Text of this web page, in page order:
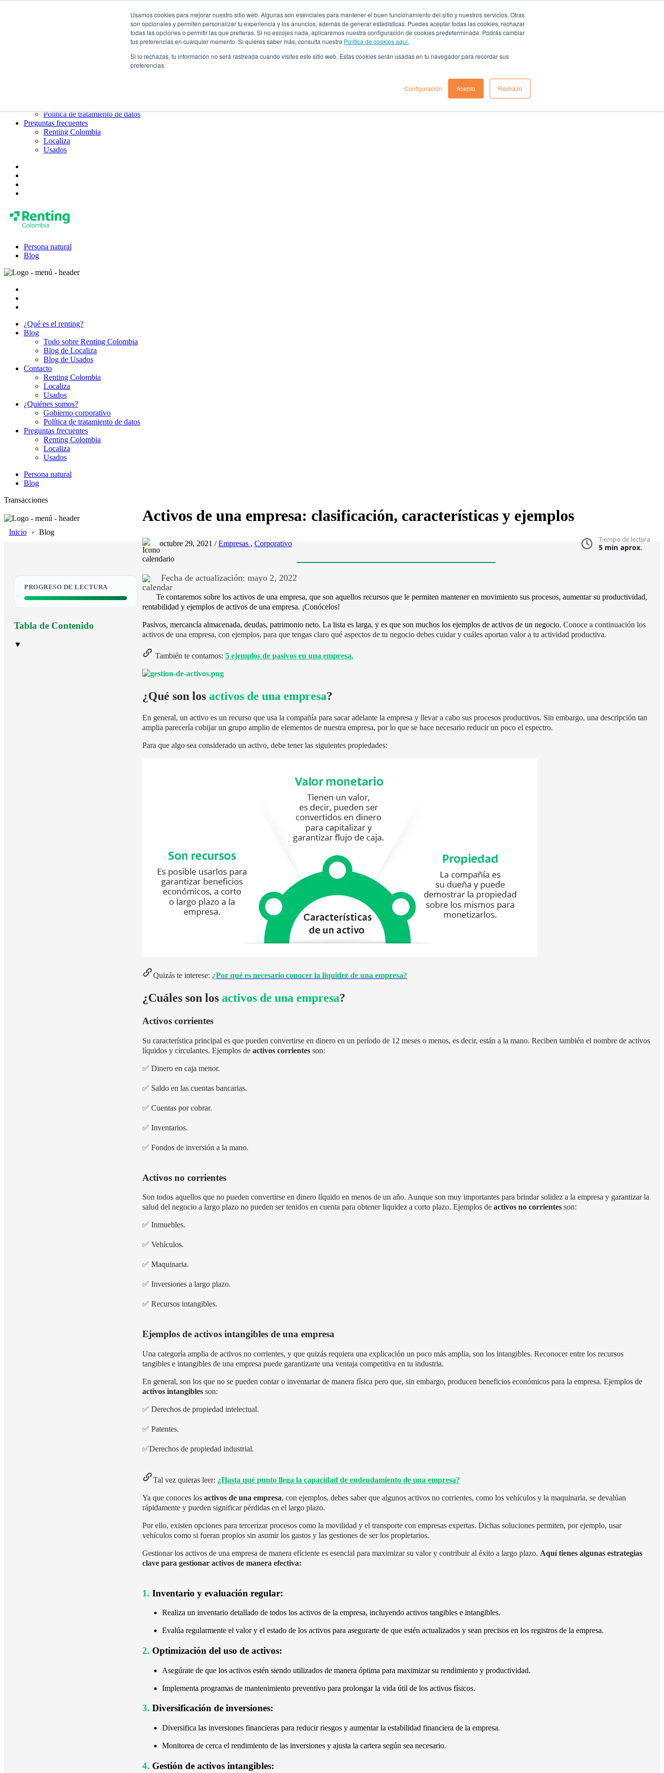
Usamos cookies para mejorar nuestro sitio web. Algunas son esenciales para mantener el buen funcionamiento del sitio y nuestros servicios. Otras
son opcionales y permiten personalizar tu experiencia y los anuncios, además de generar estadísticas. Puedes aceptar todas las cookies, rechazar
todas las opciones o permitir las que prefieras. Si no escojes nada, aplicaremos nuestra configuración de cookies predeterminada. Podrás cambiar
tus preferencias en cualquier momento. Si quieres saber más, consulta nuestra Política de cookies aquí.
Si lo rechazas, tu información no será rastreada cuando visites este sitio web. Estas cookies serán usadas en tu navegador para recordar sus
preferencias.
Configuración Acepto Rechazo
Todo sobre Renting Colombia
Política de tratamiento de datos
Preguntas frecuentes
Renting Colombia
Localiza
Usados
Persona natural
Blog
¿Qué es el renting?
Blog
Todo sobre Renting Colombia
Blog de Localiza
Blog de Usados
Contacto
Renting Colombia
Localiza
Usados
¿Quiénes somos?
Gobierno corporativo
Política de tratamiento de datos
Preguntas frecuentes
Renting Colombia
Localiza
Usados
Persona natural
Blog
Transacciones
Inicio Blog
PROGRESO DE LECTURA
Tabla de Contenido
▼
Activos de una empresa: clasificación, características y ejemplos
octubre 29, 2021 /Empresas , Corporativo Tiempo de lectura
5 min aprox.
Fecha de actualización: mayo 2, 2022
Te contaremos sobre los activos de una empresa, que son aquellos recursos que le permiten mantener en movimiento sus procesos, aumentar su productividad,
rentabilidad y ejemplos de activos de una empresa. ¡Conócelos!
Pasivos, mercancía almacenada, deudas, patrimonio neto. La lista es larga, y es que son muchos los ejemplos de activos de un negocio. Conoce a continuación los
activos de una empresa, con ejemplos, para que tengas claro qué aspectos de tu negocio debes cuidar y cuáles aportan valor a tu actividad productiva.
También te contamos: 5 ejemplos de pasivos en una empresa.
¿Qué son los activos de una empresa?
En general, un activo es un recurso que usa la compañía para sacar adelante la empresa y llevar a cabo sus procesos productivos. Sin embargo, una descripción tan
amplia parecería cobijar un grupo amplio de elementos de nuestra empresa, por lo que se hace necesario reducir un poco el espectro.
Para que algo sea considerado un activo, debe tener las siguientes propiedades:
Quizás te interese: ¿Por qué es necesario conocer la liquidez de una empresa?
¿Cuáles son los activos de una empresa?
Activos corrientes
Su característica principal es que pueden convertirse en dinero en un período de 12 meses o menos, es decir, están a la mano. Reciben también el nombre de activos
líquidos y circulantes. Ejemplos de activos corrientes son:
✅ Dinero en caja menor.
✅ Saldo en las cuentas bancarias.
✅ Cuentas por cobrar.
✅ Inventarios.
✅ Fondos de inversión a la mano.
Activos no corrientes
Son todos aquellos que no pueden convertirse en dinero líquido en menos de un año. Aunque son muy importantes para brindar solidez a la empresa y garantizar la
salud del negocio a largo plazo no pueden ser tenidos en cuenta para obtener liquidez a corto plazo. Ejemplos de activos no corrientes son:
✅ Inmuebles.
✅ Vehículos.
✅ Maquinaria.
✅ Inversiones a largo plazo.
✅ Recursos intangibles.
Ejemplos de activos intangibles de una empresa
Una categoría amplia de activos no corrientes, y que quizás requiera una explicación un poco más amplia, son los intangibles. Reconocer entre los recursos
tangibles e intangibles de una empresa puede garantizarte una ventaja competitiva en tu industria.
En general, son los que no se pueden contar o inventariar de manera física pero que, sin embargo, producen beneficios económicos para la empresa. Ejemplos de
activos intangibles son:
✅ Derechos de propiedad intelectual.
✅ Patentes.
✅Derechos de propiedad industrial.
Tal vez quieras leer: ¿Hasta qué punto llega la capacidad de endeudamiento de una empresa?
Ya que conoces los activos de una empresa, con ejemplos, debes saber que algunos activos no corrientes, como los vehículos y la maquinaria, se devalúan
rápidamente y pueden significar pérdidas en el largo plazo.
Por ello, existen opciones para tercerizar procesos como la movilidad y el transporte con empresas expertas. Dichas soluciones permiten, por ejemplo, usar
vehículos como si fueran propios sin asumir los gastos y las gestiones de ser los propietarios.
Gestionar los activos de una empresa de manera eficiente es esencial para maximizar su valor y contribuir al éxito a largo plazo. Aquí tienes algunas estrategias
clave para gestionar activos de manera efectiva:
1. Inventario y evaluación regular:
Realiza un inventario detallado de todos los activos de la empresa, incluyendo activos tangibles e intangibles.
Evalúa regularmente el valor y el estado de los activos para asegurarte de que estén actualizados y sean precisos en los registros de la empresa.
2. Optimización del uso de activos:
Asegúrate de que los activos estén siendo utilizados de manera óptima para maximizar su rendimiento y productividad.
Implementa programas de mantenimiento preventivo para prolongar la vida útil de los activos físicos.
3. Diversificación de inversiones:
Diversifica las inversiones financieras para reducir riesgos y aumentar la estabilidad financiera de la empresa.
Monitorea de cerca el rendimiento de las inversiones y ajusta la cartera según sea necesario.
4. Gestión de activos intangibles: